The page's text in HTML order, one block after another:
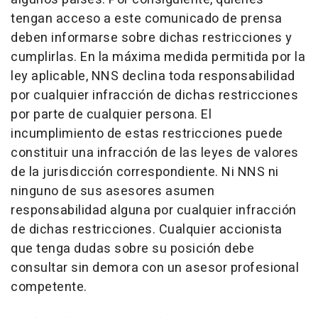
tengan acceso a este comunicado de prensa
deben informarse sobre dichas restricciones y
cumplirlas. En la máxima medida permitida por la
ley aplicable, NNS declina toda responsabilidad
por cualquier infracción de dichas restricciones
por parte de cualquier persona. El
incumplimiento de estas restricciones puede
constituir una infracción de las leyes de valores
de la jurisdicción correspondiente. Ni NNS ni
ninguno de sus asesores asumen
responsabilidad alguna por cualquier infracción
de dichas restricciones. Cualquier accionista
que tenga dudas sobre su posición debe
consultar sin demora con un asesor profesional
competente.